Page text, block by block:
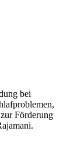
bei
Förderung